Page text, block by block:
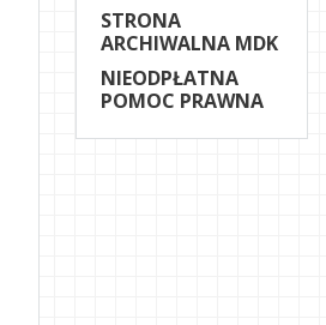
STRONA
ARCHIWALNA MDK
NIEODPŁATNA
POMOC PRAWNA